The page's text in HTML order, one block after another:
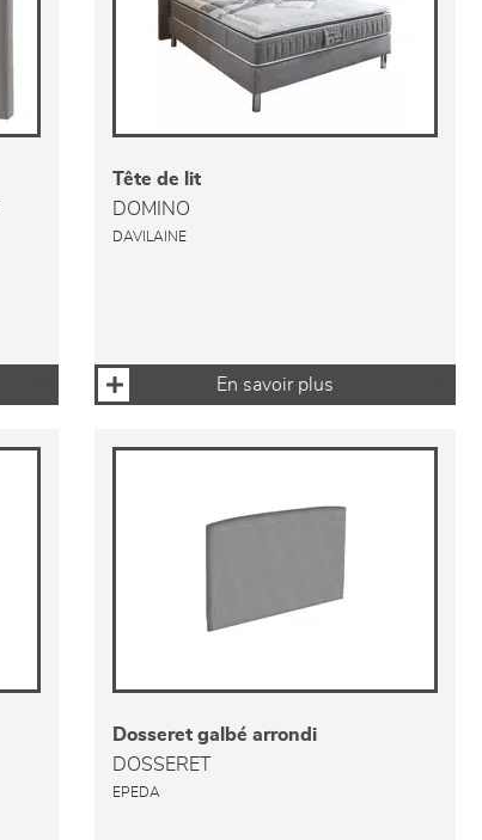
Tête de lit
DOMINO
DAVILAINE
En savoir plus
Dosseret galbé arrondi
DOSSERET
EPEDA